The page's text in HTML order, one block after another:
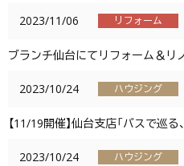
2023/11/06 リフォーム
ブランチ仙台にてリフォーム＆リ
2023/10/24 ハウジング
【11/19開催】仙台支店「バスで巡
2023/10/24 ハウジング